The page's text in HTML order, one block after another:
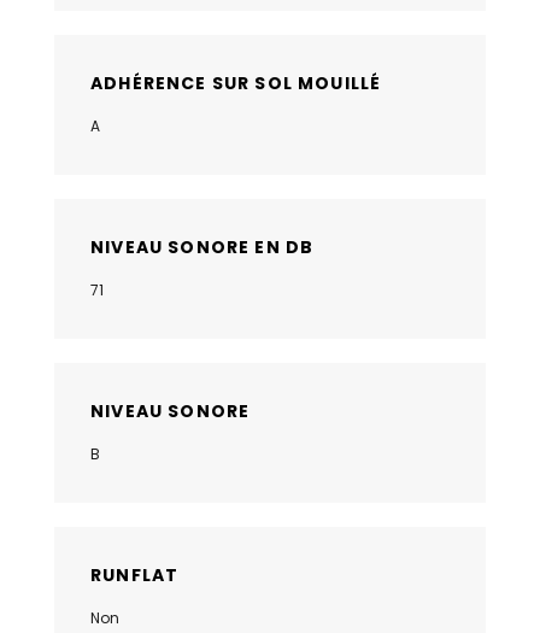
ADHÉRENCE SUR SOL MOUILLÉ
A
NIVEAU SONORE EN DB
71
NIVEAU SONORE
B
RUNFLAT
Non